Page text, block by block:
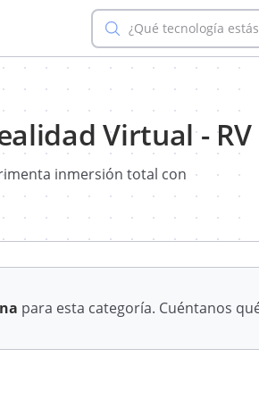
¿Qué tecnología
Virtual - RV
inmersión total con
para esta categoría. Cuéntanos